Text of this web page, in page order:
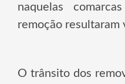
naquelas
remoção resultaram
O trânsito dos